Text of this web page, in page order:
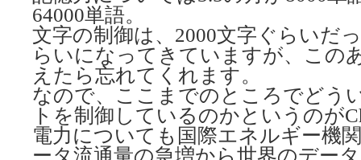
64000単語。
文字の制御は、2000文字ぐらいだ
らいになってきていますが、この
えたら忘れてくれます。
なので、ここまでのところでどう
トを制御しているのかというのが
電力についても国際エネルギー機
ータ流通量の急増から世界のデー